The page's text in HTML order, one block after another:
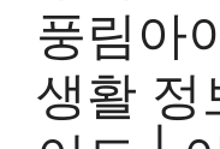
풍림아
생활 정